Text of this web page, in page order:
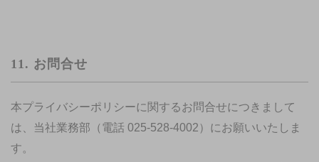
11. お問合せ
本プライバシーポリシーに関するお問合せにつきまして
は、当社業務部（電話 025-528-4002）にお願いいたしま
す。